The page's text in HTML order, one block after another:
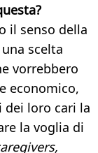
il senso della
scelta
vorrebbero
economico,
dei loro cari la
la voglia di